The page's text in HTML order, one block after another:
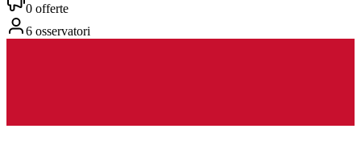
0 offerte
6 osservatori